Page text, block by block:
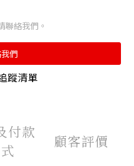
聯絡我們。
們
蹤清單
付款
顧客評價